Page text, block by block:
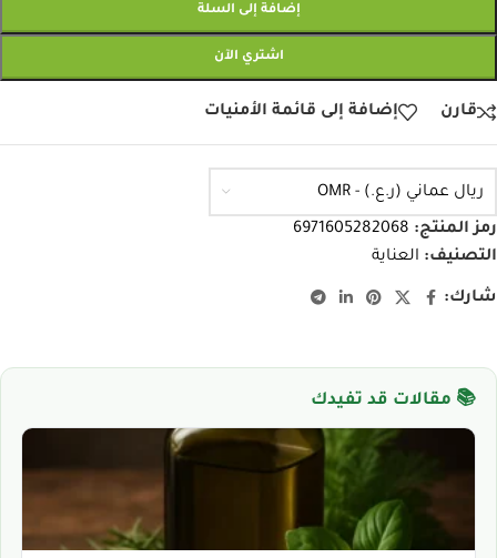
إضافة إلى السلة
اشتري الآن
قارن إضافة إلى قائمة الأمنيات
ريال عماني (ر.ع.) - OMR
رمز المنتج: 6971605282068
التصنيف: العناية
شارك:
📚 مقالات قد تفيدك